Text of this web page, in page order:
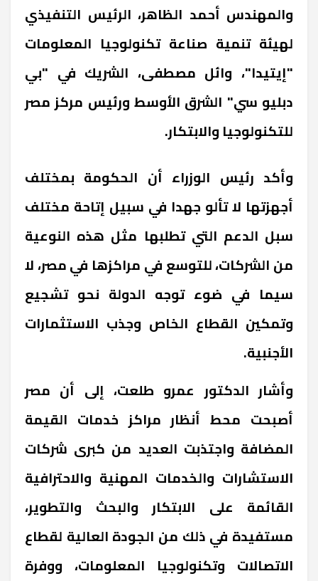
والمهندس أحمد الظاهر، الرئيس التنفيذي
لهيئة تنمية صناعة تكنولوجيا المعلومات
"إيتيدا"، وائل مصطفى، الشريك في "بي
دبليو سي" الشرق الأوسط ورئيس مركز مصر
للتكنولوجيا والابتكار.
وأكد رئيس الوزراء أن الحكومة بمختلف
أجهزتها لا تألو جهدا في سبيل إتاحة مختلف
سبل الدعم التي تطلبها مثل هذه النوعية
من الشركات، للتوسع في مراكزها في مصر، لا
سيما في ضوء توجه الدولة نحو تشجيع
وتمكين القطاع الخاص وجذب الاستثمارات
الأجنبية.
وأشار الدكتور عمرو طلعت، إلى أن مصر
أصبحت محط أنظار مراكز خدمات القيمة
المضافة واجتذبت العديد من كبرى شركات
الاستشارات والخدمات المهنية والاحترافية
القائمة على الابتكار والبحث والتطوير،
مستفيدة في ذلك من الجودة العالية لقطاع
الاتصالات وتكنولوجيا المعلومات، ووفرة